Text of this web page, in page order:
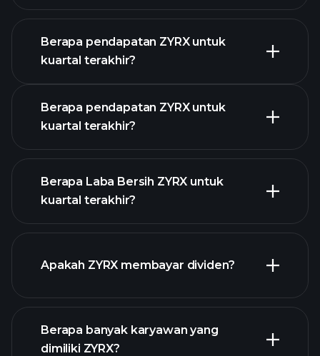
Berapa pendapatan ZYRX untuk
kuartal terakhir?
pendapatan ZYRX
Berapa pendapatan ZYRX untuk
kuartal terakhir?
keuangan
Berapa Laba Bersih ZYRX untuk
kuartal terakhir?
laporan
keuangan
Apakah ZYRX membayar dividen?
Berapa banyak karyawan yang
dimiliki ZYRX?